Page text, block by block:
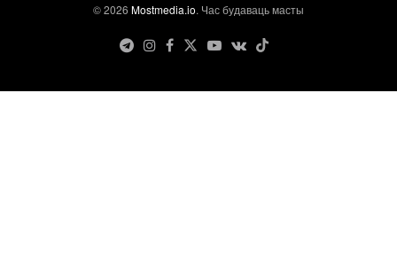
© 2026 Mostmedia.io. Час будаваць масты